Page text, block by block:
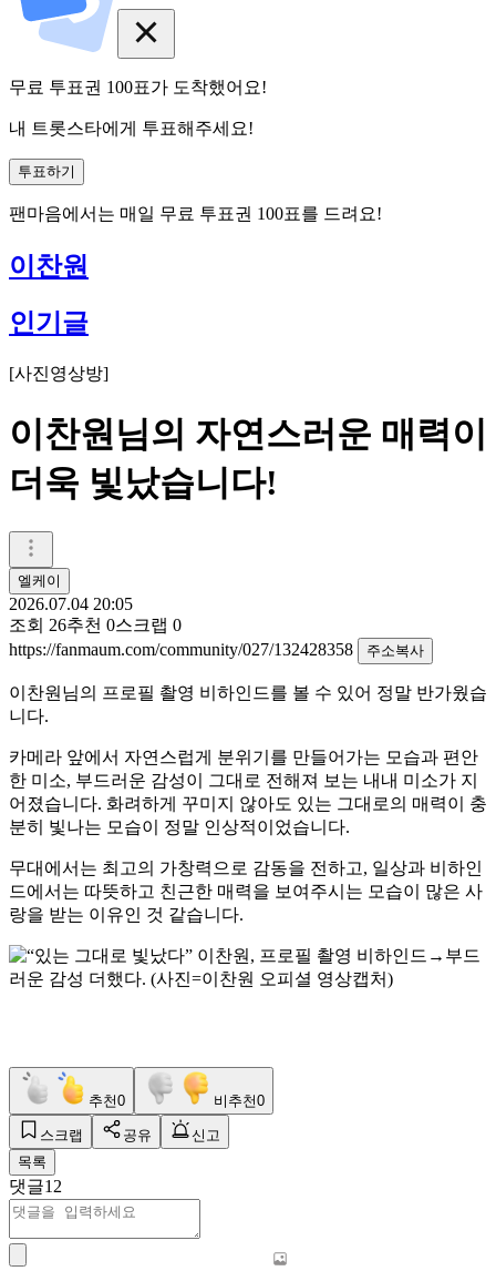
무료 투표권 100표가 도착했어요!
내 트롯스타에게 투표해주세요!
투표하기
팬마음에서는 매일 무료 투표권 100표를 드려요!
이찬원
인기글
[사진영상방]
이찬원님의 자연스러운 매력이
더욱 빛났습니다!
엘케이
2026.07.04 20:05
조회 26추천 0스크랩 0
https://fanmaum.com/community/027/132428358
주소복사
이찬원님의 프로필 촬영 비하인드를 볼 수 있어 정말 반가웠습
니다.
카메라 앞에서 자연스럽게 분위기를 만들어가는 모습과 편안
한 미소, 부드러운 감성이 그대로 전해져 보는 내내 미소가 지
어졌습니다. 화려하게 꾸미지 않아도 있는 그대로의 매력이 충
분히 빛나는 모습이 정말 인상적이었습니다.
무대에서는 최고의 가창력으로 감동을 전하고, 일상과 비하인
드에서는 따뜻하고 친근한 매력을 보여주시는 모습이 많은 사
랑을 받는 이유인 것 같습니다.
추천0 비추천0
스크랩 공유
신고
목록
댓글12